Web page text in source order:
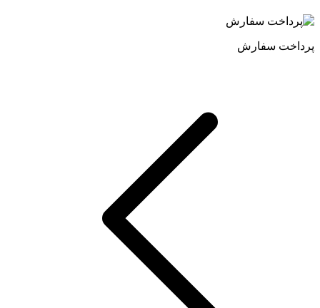
پرداخت سفارش